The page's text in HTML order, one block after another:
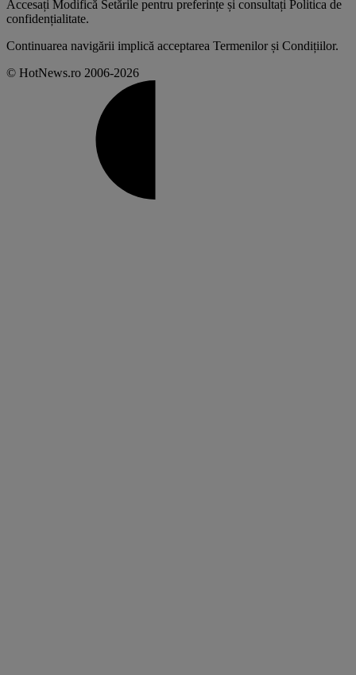
Accesați Modifică Setările pentru preferințe și consultați Politica de
confidențialitate.
Continuarea navigării implică acceptarea Termenilor și Condițiilor.
© HotNews.ro 2006-2026